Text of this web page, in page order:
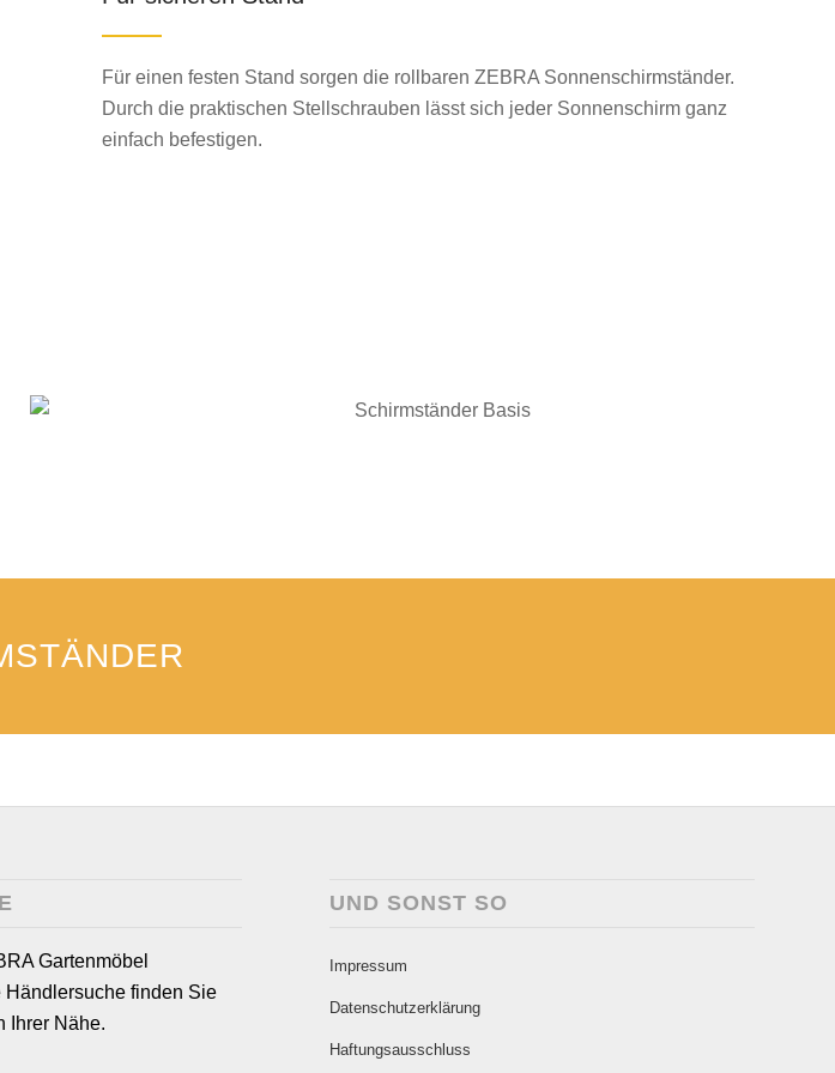
Für einen festen Stand sorgen die rollbaren ZEBRA Sonnenschirmständer.
Durch die praktischen Stellschrauben lässt sich jeder Sonnenschirm ganz
einfach befestigen.
Gartenmöbel
finden Sie
Ihrer Nähe.
UND SONST SO
Impressum
Datenschutzerklärung
Haftungsausschluss